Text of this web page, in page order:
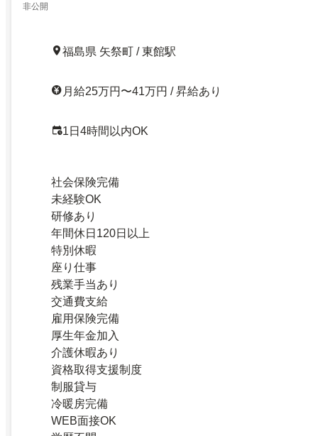
非公開
福島県 矢祭町 / 東館駅
月給25万円〜41万円 / 昇給あり
1日4時間以内OK
社会保険完備
未経験OK
研修あり
年間休日120日以上
特別休暇
座り仕事
残業手当あり
交通費支給
雇用保険完備
厚生年金加入
介護休暇あり
資格取得支援制度
制服貸与
冷暖房完備
WEB面接OK